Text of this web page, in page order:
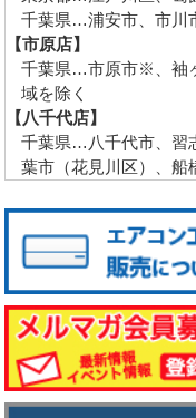
千葉県…浦安市、市川
【市原店】
千葉県…市原市※、袖
域を除く
【八千代店】
千葉県…八千代市、習
葉市（花見川区）、船